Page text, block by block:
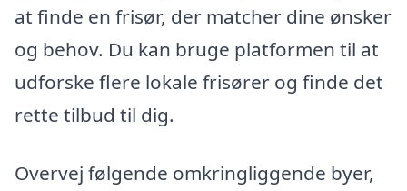
at finde en frisør, der matcher dine ønsker
og behov. Du kan bruge platformen til at
udforske flere lokale frisører og finde det
rette tilbud til dig.
Overvej følgende omkringliggende byer,